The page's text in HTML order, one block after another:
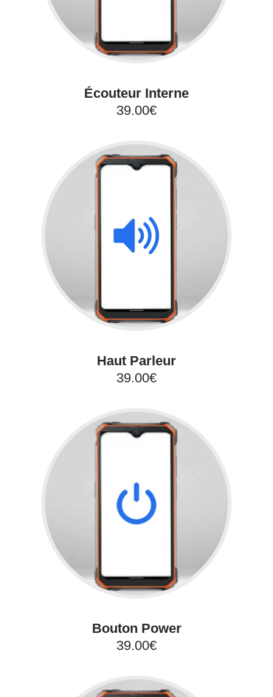
Écouteur Interne
39.00€
Haut Parleur
39.00€
Bouton Power
39.00€